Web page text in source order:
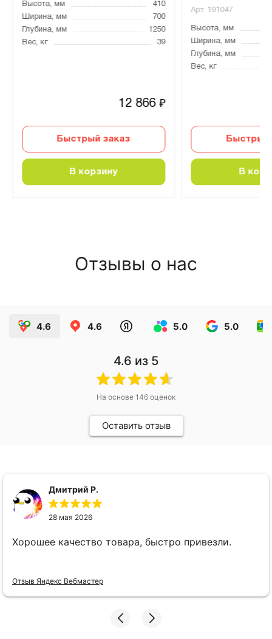
Высота, мм
410
Ширина, мм
700
Глубина, мм
1250
Вес, кг
39
12 866₽
Быстрый заказ
В корзину
Арт. 191047
Высота, мм
Ширина, мм
Глубина, мм
Вес, кг
Быстрый
В
Отзывы о нас
4.6 4.6 5.0 5.0
4.6 из 5
На основе 146 оценок
Оставить отзыв
Дмитрий Р.
28 мая 2026
Хорошее качество товара, быстро привезли.
Отзыв Яндекс Вебмастер